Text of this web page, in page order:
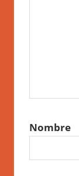
Nombre